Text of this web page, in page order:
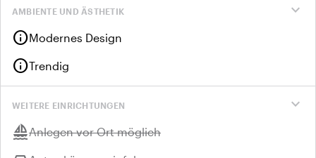
expand_more
AMBIENTE UND ÄSTHETIK
infoModernes Design
infoTrendig
expand_more
WEITERE EINRICHTUNGEN
sailingNicht verfügbar:
Anlegen vor Ort möglich